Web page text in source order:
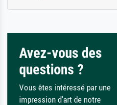
Avez-vous des
questions ?
Vous êtes intéressé par une
impression d'art de notre